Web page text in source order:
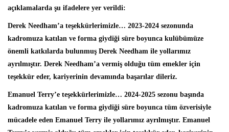
açıklamalarda şu ifadelere yer verildi:
Derek Needham’a teşekkürlerimizle… 2023-2024 sezonunda
kadromuza katılan ve forma giydiği süre boyunca kulübümüze
önemli katkılarda bulunmuş Derek Needham ile yollarımız
ayrılmıştır. Derek Needham’a vermiş olduğu tüm emekler için
teşekkür eder, kariyerinin devamında başarılar dileriz.
Emanuel Terry’e teşekkürlerimizle… 2024-2025 sezonu başında
kadromuza katılan ve forma giydiği süre boyunca tüm özverisiyle
mücadele eden Emanuel Terry ile yollarımız ayrılmıştır. Emanuel